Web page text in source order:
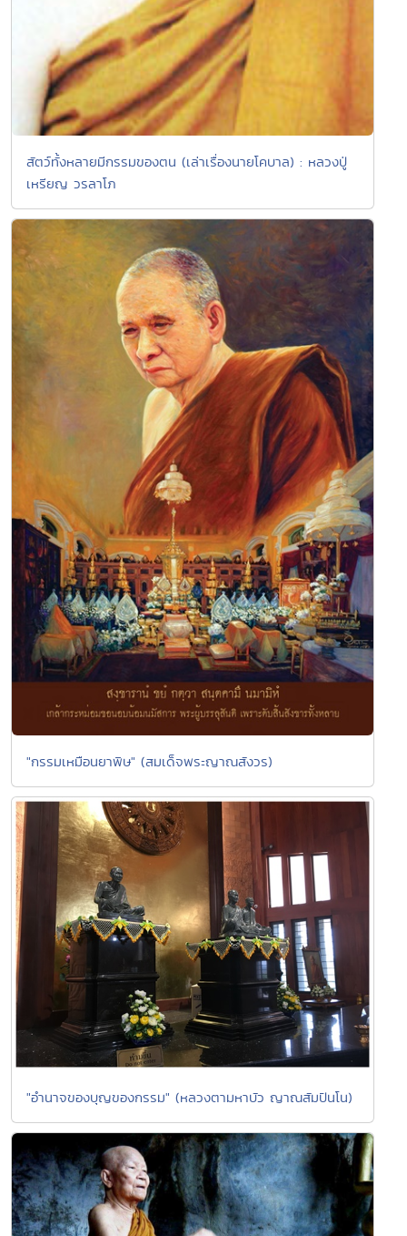
สัตว์ทั้งหลายมีกรรมของตน (เล่าเรื่องนายโคบาล) : หลวงปู่
เหรียญ วรลาโภ
"กรรมเหมือนยาพิษ" (สมเด็จพระญาณสังวร)
"อำนาจของบุญของกรรม" (หลวงตามหาบัว ญาณสัมปันโน)